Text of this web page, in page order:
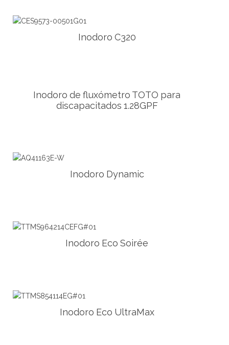
Inodoro C320
Inodoro de fluxómetro TOTO para
discapacitados 1.28GPF
Inodoro Dynamic
Inodoro Eco Soirée
Inodoro Eco UltraMax